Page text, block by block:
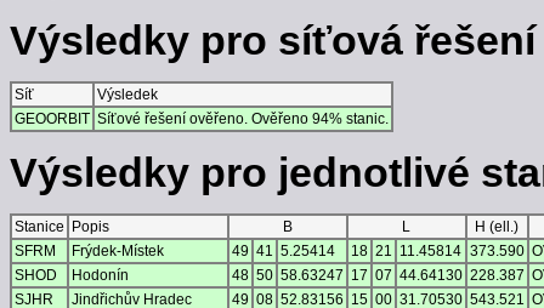
Výsledky pro síťová
Síť
Výsledek
GEOORBIT Síťové řešení ověřeno. Ověřeno 94% stanic.
Výsledky pro jednotlivé
Stanice Popis B L
H (ell.)
SFRM
Frýdek-Místek 49 41 5.25414 18 21 11.45814 373.590
SHOD
Hodonín 48 50 58.63247 17 07 44.64130 228.387
SJHR
Jindřichův Hradec 49 08 52.83156 15 00 31.70530 543.521